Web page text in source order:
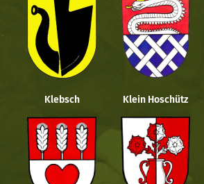
Klebsch Klein Hoschütz